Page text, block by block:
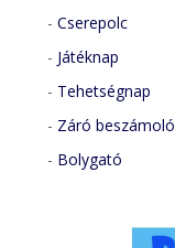
-Cserepolc
- Játéknap
- Tehetségnap
- Záró beszámoló
- Bolygató